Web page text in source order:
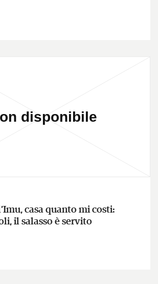
casa quanto mi costi:
il salasso è servito